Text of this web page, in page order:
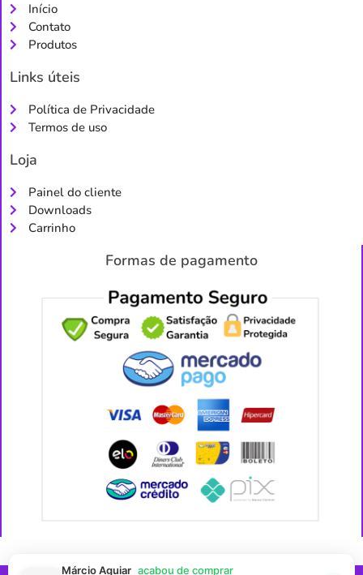
Início
Contato
Produtos
Links úteis
Política de Privacidade
Termos de uso
Loja
Painel do cliente
Downloads
Carrinho
Formas de pagamento
Márcio Aguiar acabou de comprar